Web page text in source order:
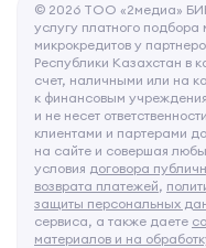
© 2026 ТОО «2медиа»
услугу платного
микрокредитов у
Республики Казахстан в
счет, наличными или на
к финансовым
и не несет
клиентами и партерами
на сайте и совершая
условия договора
возврата платежей,
защиты персональных
сервиса, а также даете
материалов и на